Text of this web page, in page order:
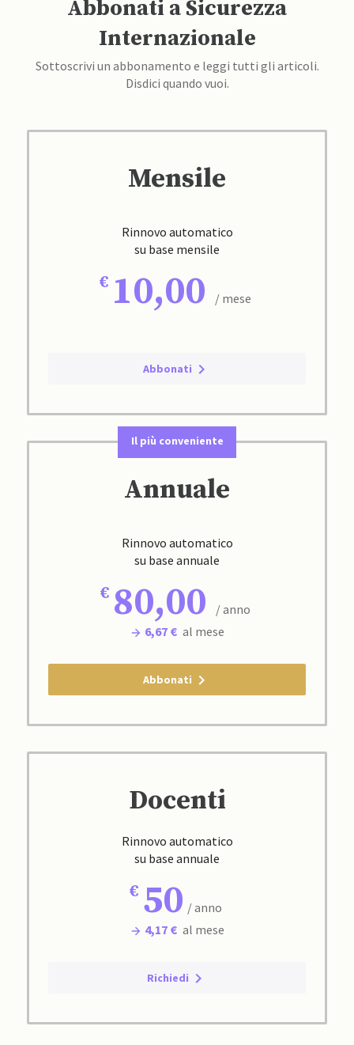
Abbonati a Sicurezza
Internazionale
Sottoscrivi un abbonamento e leggi tutti gli articoli.
Disdici quando vuoi.
Mensile
Rinnovo automatico
su base mensile
10,00 / mese
Abbonati
Il più conveniente
Annuale
Rinnovo automatico
su base annuale
80,00
/ anno
6,67 € al mese
Abbonati
Docenti
Rinnovo automatico
su base annuale
50 / anno
4,17 € al mese
Richiedi